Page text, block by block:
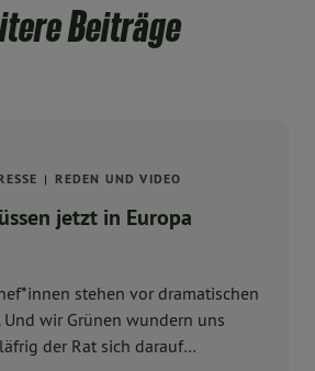
Beiträge
REDEN UND VIDEO
jetzt in Europa
stehen vor dramatischen
wir Grünen wundern uns
der Rat sich darauf